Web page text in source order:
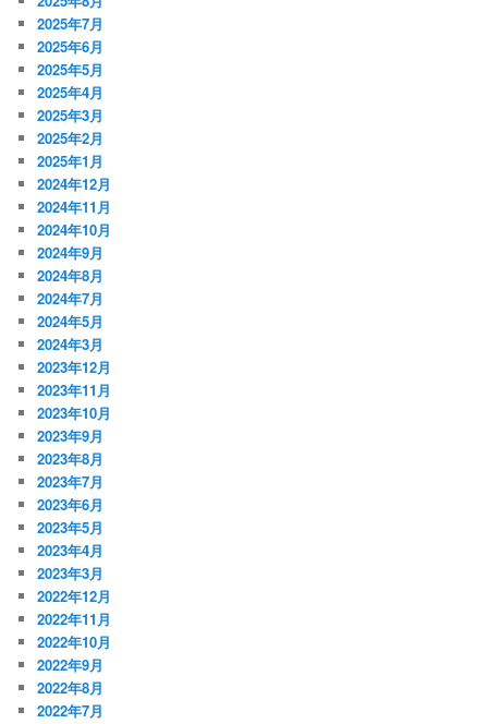
2025年7月
2025年6月
2025年5月
2025年4月
2025年3月
2025年2月
2025年1月
2024年12月
2024年11月
2024年10月
2024年9月
2024年8月
2024年7月
2024年5月
2024年3月
2023年12月
2023年11月
2023年10月
2023年9月
2023年8月
2023年7月
2023年6月
2023年5月
2023年4月
2023年3月
2022年12月
2022年11月
2022年10月
2022年9月
2022年8月
2022年7月